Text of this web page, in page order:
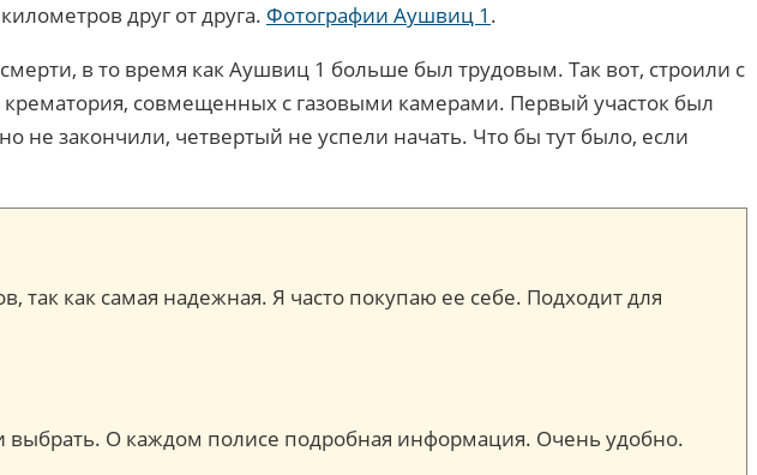
друг от друга. Фотографии Аушвиц 1 .
в то время как Аушвиц 1 больше был трудовым. Так вот, строили с
совмещенных с газовыми камерами. Первый участок был
не закончили, четвертый не успели начать. Что бы тут было, если
так как самая надежная. Я часто покупаю ее себе. Подходит для
выбрать. О каждом полисе подробная информация. Очень удобно.